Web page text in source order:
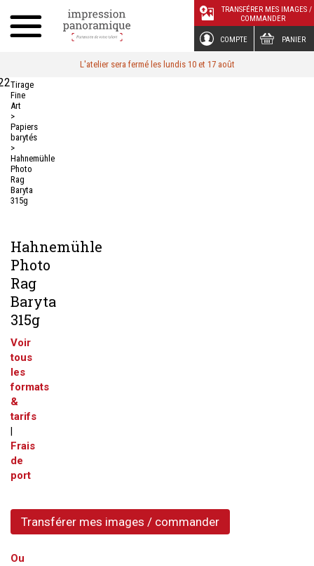
COMPTE PANIER
TRANSFÉRER MES IMAGES /
COMMANDER
L'atelier sera fermé les lundis 10 et 17 août
Tirage
Fine
Art
>
Papiers
barytés
>
Hahnemühle
Photo
Rag
Baryta
315g
Hahnemühle
Photo
Rag
Baryta
315g
Voir
tous
les
formats
&
tarifs
Frais
de
port
Transférer mes images / commander
Ou